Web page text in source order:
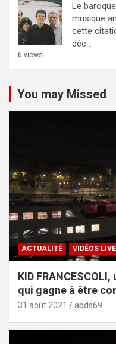
Le
musique
cette
déc...
6 views
You may Missed
ACTUALITÉ VIDÉOS
KID
qui gagne à être
31 août 2021 abds69